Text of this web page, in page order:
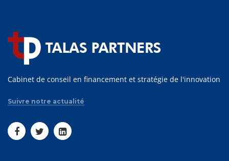
Cabinet de conseil en financement et stratégie de l'innovation
Suivre notre actualité